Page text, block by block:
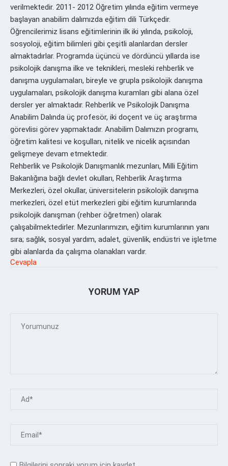
verilmektedir. 2011- 2012 Öğretim yılında eğitim vermeye
başlayan anabilim dalımızda eğitim dili Türkçedir.
Öğrencilerimiz lisans eğitimlerinin ilk iki yılında, psikoloji,
sosyoloji, eğitim bilimleri gibi çeşitli alanlardan dersler
almaktadırlar. Programda üçüncü ve dördüncü yıllarda ise
psikolojik danışma ilke ve teknikleri, mesleki rehberlik ve
danışma uygulamaları, bireyle ve grupla psikolojik danışma
uygulamaları, psikolojik danışma kuramları gibi alana özel
dersler yer almaktadır. Rehberlik ve Psikolojik Danışma
Anabilim Dalında üç profesör, iki doçent ve üç araştırma
görevlisi görev yapmaktadır. Anabilim Dalımızın programı,
öğretim kalitesi ve koşulları, nitelik ve nicelik açısından
gelişmeye devam etmektedir.
Rehberlik ve Psikolojik Danışmanlık mezunları, Milli Eğitim
Bakanlığına bağlı devlet okulları, Rehberlik Araştırma
Merkezleri, özel okullar, üniversitelerin psikolojik danışma
merkezleri, özel etüt merkezleri gibi eğitim kurumlarında
psikolojik danışman (rehber öğretmen) olarak
çalışabilmektedirler. Mezunlarımızın, eğitim kurumlarının yanı
sıra; sağlık, sosyal yardım, adalet, güvenlik, endüstri ve işletme
gibi alanlarda da çalışma olanakları vardır.
Cevapla
YORUM YAP